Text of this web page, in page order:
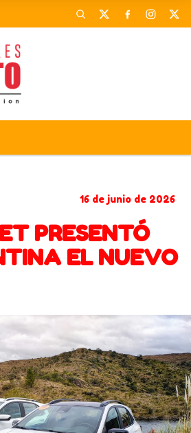
16 de junio de 2026
PRESENTÓ
EL NUEVO